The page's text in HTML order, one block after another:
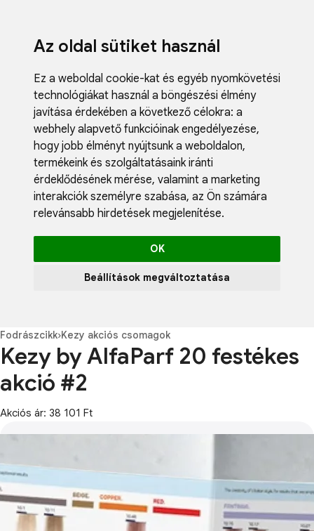
Az oldal sütiket használ
Ez a weboldal cookie-kat és egyéb nyomkövetési
technológiákat használ a böngészési élmény
javítása érdekében a következő célokra: a
webhely alapvető funkcióinak engedélyezése,
hogy jobb élményt nyújtsunk a weboldalon,
termékeink és szolgáltatásaink iránti
érdeklődésének mérése, valamint a marketing
interakciók személyre szabása, az Ön számára
relevánsabb hirdetések megjelenítése.
OK
Beállítások megváltoztatása
Fodrászcikk›Kezy akciós csomagok
Kezy by AlfaParf 20 festékes
akció #2
Akciós ár: 38 101 Ft